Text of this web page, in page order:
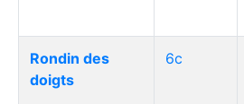
Rondin des
doigts
6c